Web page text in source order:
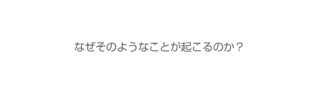
なぜそのようなことが起こるのか？